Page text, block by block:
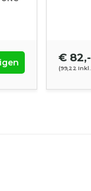
€ 82,-
(99,22 Inkl.